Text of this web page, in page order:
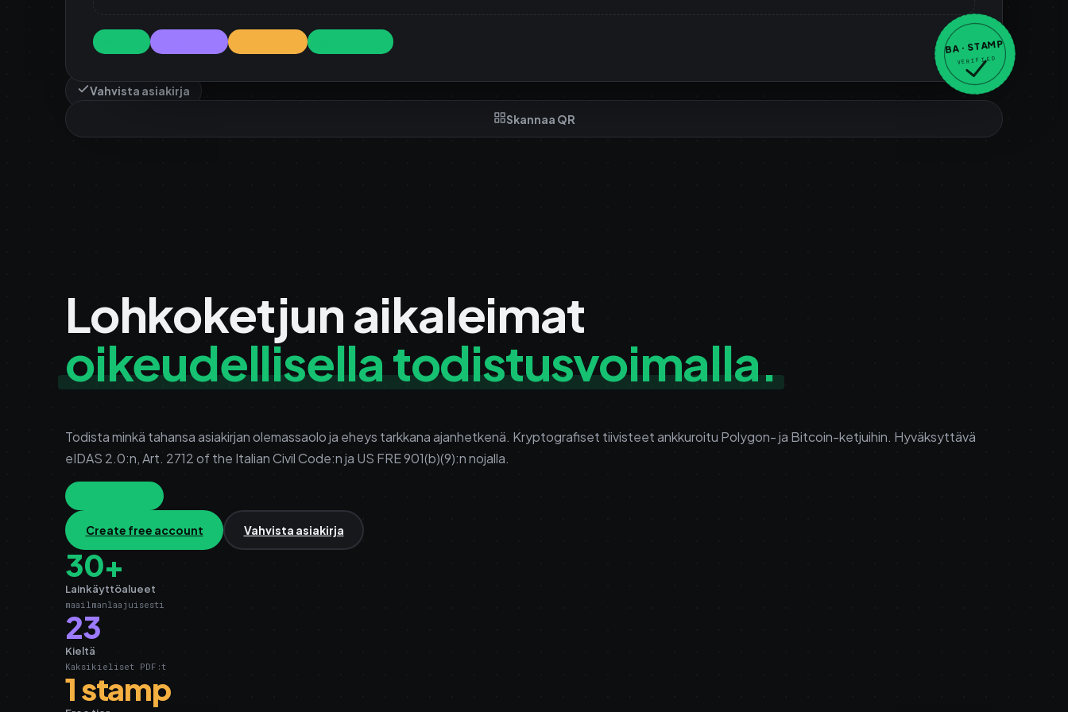
BA · STAMP
VERIFIED
Vahvista asiakirja
Skannaa QR
Lohkoketjun aikaleimat
oikeudellisella todistusvoimalla.
Todista minkä tahansa asiakirjan olemassaolo ja eheys tarkkana ajanhetkenä. Kryptografiset tiivisteet ankkuroitu Polygon- ja Bitcoin-ketjuihin. Hyväksyttävä
eIDAS 2.0:n, Art. 2712 of the Italian Civil Code:n ja US FRE 901(b)(9):n nojalla.
Create free account Vahvista asiakirja
30+
Lainkäyttöalueet
maailmanlaajuisesti
23
Kieltä
Kaksikieliset PDF:t
1 stamp